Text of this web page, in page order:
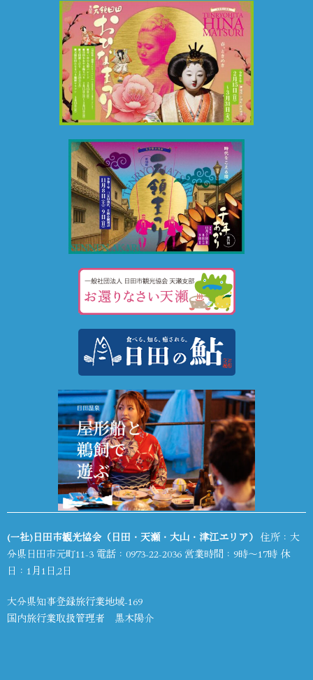
(一社)日田市観光協会（日田・天瀬・大山・津江エリア） 住所：大
分県日田市元町11-3 電話： 0973-22-2036 営業時間：9時～17時 休
日：1月1日,2日
大分県知事登録旅行業地域-169
国内旅行業取扱管理者 黒木陽介